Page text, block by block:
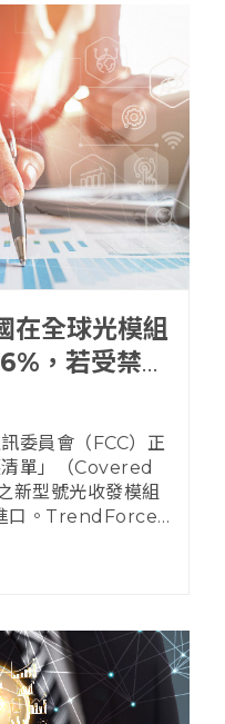
全球光模組
，若受禁令
委員會（FCC）正
單」（Covered
新型號光收發模組
口。TrendForce
」的認定方式（依
解讀為中國光模組
戶難以排除中國製
，美國資料中心業
商，以及透過新型